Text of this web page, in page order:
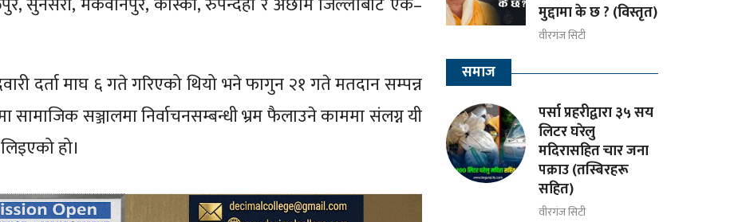
दर्ता माघ ६ गते गरिएको थियो भने फागुन २१ गते मतदान सम्पन्न
सामाजिक सञ्जालमा निर्वाचनसम्बन्धी भ्रम फैलाउने काममा संलग्न यी
हो।
मुद्दामा के छ ? (विस्तृत)
वीरगंज सिटी
समाज
पर्सा प्रहरीद्वारा ३५ सय
लिटर घरेलु
मदिरासहित चार जना
पक्राउ (तस्बिरहरू
सहित)
वीरगंज सिटी